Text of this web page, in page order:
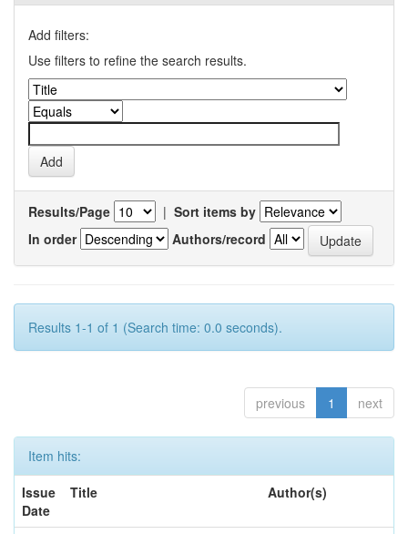
Add filters:
Use filters to refine the search results.
Results/Page | Sort items by
In order
Authors/record
Results 1-1 of 1 (Search time: 0.0 seconds).
previous 1 next
Item hits:
Issue
Date
Title Author(s)